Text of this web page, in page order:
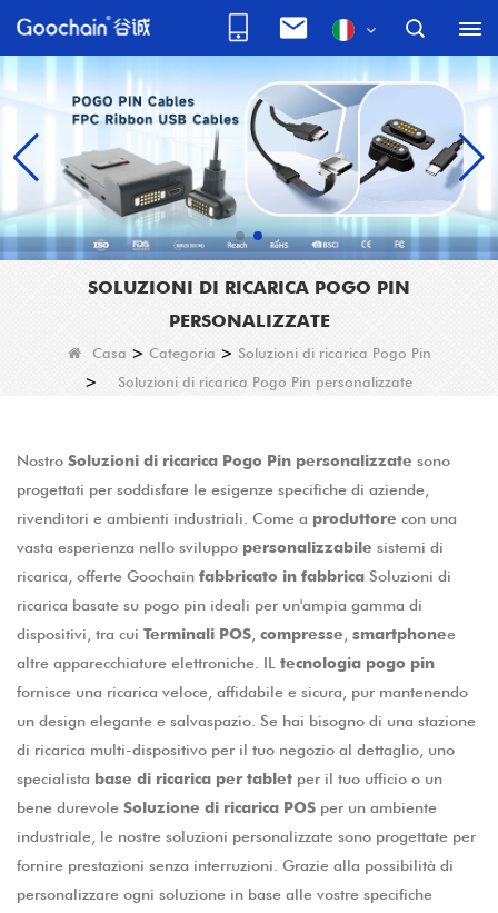
SOLUZIONI DI RICARICA POGO PIN
PERSONALIZZATE
Casa > Categoria > Soluzioni di ricarica Pogo Pin
>
Soluzioni di ricarica Pogo Pin personalizzate
Nostro Soluzioni di ricarica Pogo Pin personalizzate sono
progettati per soddisfare le esigenze specifiche di aziende,
rivenditori e ambienti industriali. Come a produttore con una
vasta esperienza nello sviluppo personalizzabile sistemi di
ricarica, offerte Goochain fabbricato in fabbrica Soluzioni di
ricarica basate su pogo pin ideali per un'ampia gamma di
dispositivi, tra cui Terminali POS, compresse, smartphonee
altre apparecchiature elettroniche. IL tecnologia pogo pin
fornisce una ricarica veloce, affidabile e sicura, pur mantenendo
un design elegante e salvaspazio. Se hai bisogno di una stazione
di ricarica multi-dispositivo per il tuo negozio al dettaglio, uno
specialista base di ricarica per tablet per il tuo ufficio o un
bene durevole Soluzione di ricarica POS per un ambiente
industriale, le nostre soluzioni personalizzate sono progettate per
fornire prestazioni senza interruzioni. Grazie alla possibilità di
personalizzare ogni soluzione in base alle vostre specifiche